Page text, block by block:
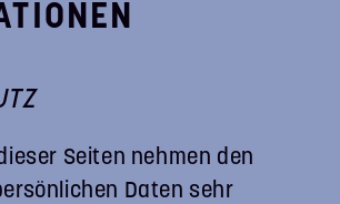
Seiten nehmen den
Daten sehr